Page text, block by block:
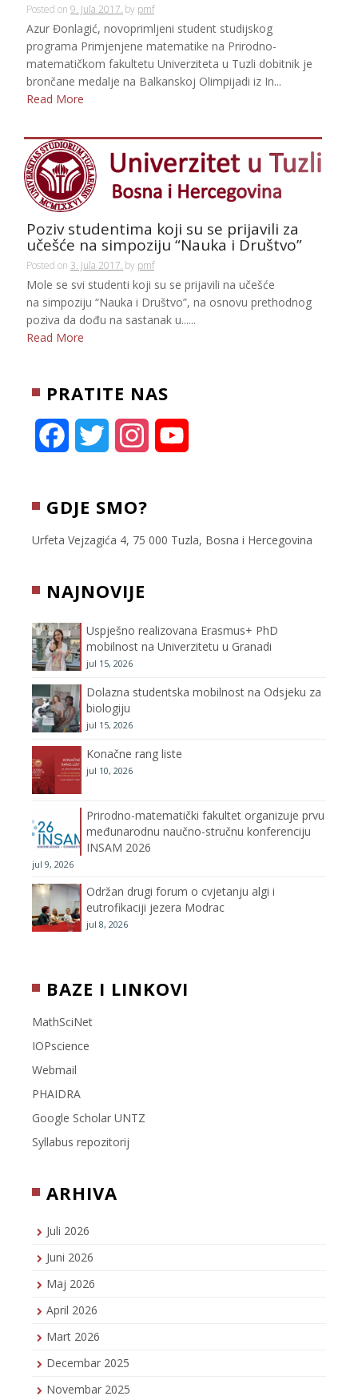
Posted on 9. Jula 2017. by pmf
Azur Đonlagić, novoprimljeni student studijskog
programa Primjenjene matematike na Prirodno-
matematičkom fakultetu Univerziteta u Tuzli dobitnik je
brončane medalje na Balkanskoj Olimpijadi iz In...
Read More
Poziv studentima koji su se prijavili za
učešće na simpoziju “Nauka i Društvo”
Posted on 3. Jula 2017. by pmf
Mole se svi studenti koji su se prijavili na učešće
na simpoziju “Nauka i Društvo”, na osnovu prethodnog
poziva da dođu na sastanak u......
Read More
PRATITE NAS
c
e
o
o
k
i
t
e
r
t
r
T
e
e
GDJE SMO?
Urfeta Vejzagića 4, 75 000 Tuzla, Bosna i Hercegovina
NAJNOVIJE
Uspješno realizovana Erasmus+ PhD
mobilnost na Univerzitetu u Granadi
jul 15, 2026
Dolazna studentska mobilnost na Odsjeku za
biologiju
jul 15, 2026
Konačne rang liste
jul 10, 2026
Prirodno-matematički fakultet organizuje prvu
međunarodnu naučno-stručnu konferenciju
INSAM 2026
jul 9, 2026
Održan drugi forum o cvjetanju algi i
eutrofikaciji jezera Modrac
jul 8, 2026
BAZE I LINKOVI
MathSciNet
IOPscience
Webmail
PHAIDRA
Google Scholar UNTZ
Syllabus repozitorij
ARHIVA
Juli 2026
Juni 2026
Maj 2026
April 2026
Mart 2026
Decembar 2025
Novembar 2025